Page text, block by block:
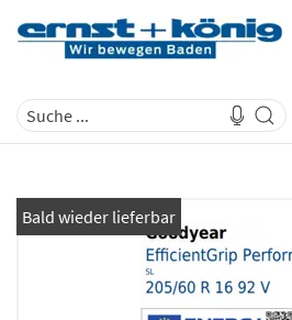
Bald wieder lieferbar